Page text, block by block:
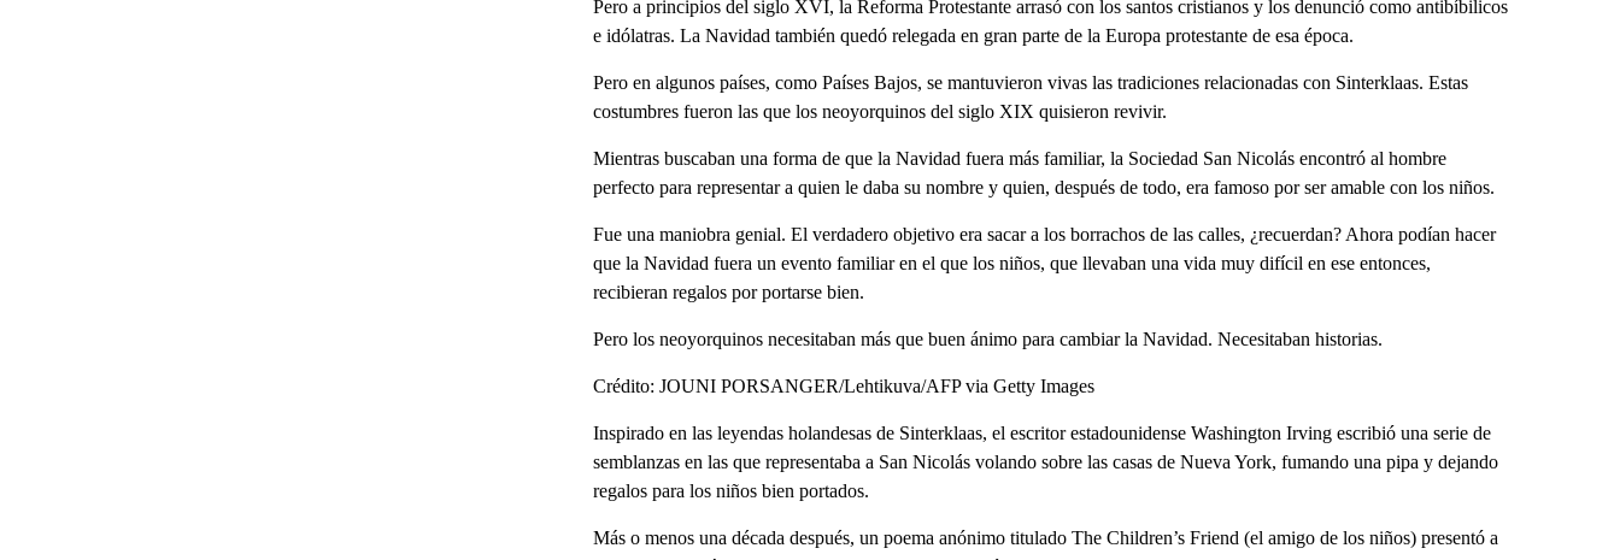
Pero a principios del siglo XVI, la Reforma Protestante arrasó con los santos cristianos y los denunció como antibíbilicos
e idólatras. La Navidad también quedó relegada en gran parte de la Europa protestante de esa época.
Pero en algunos países, como Países Bajos, se mantuvieron vivas las tradiciones relacionadas con Sinterklaas. Estas
costumbres fueron las que los neoyorquinos del siglo XIX quisieron revivir.
Mientras buscaban una forma de que la Navidad fuera más familiar, la Sociedad San Nicolás encontró al hombre
perfecto para representar a quien le daba su nombre y quien, después de todo, era famoso por ser amable con los niños.
Fue una maniobra genial. El verdadero objetivo era sacar a los borrachos de las calles, ¿recuerdan? Ahora podían hacer
que la Navidad fuera un evento familiar en el que los niños, que llevaban una vida muy difícil en ese entonces,
recibieran regalos por portarse bien.
Pero los neoyorquinos necesitaban más que buen ánimo para cambiar la Navidad. Necesitaban historias.
Crédito: JOUNI PORSANGER/Lehtikuva/AFP via Getty Images
Inspirado en las leyendas holandesas de Sinterklaas, el escritor estadounidense Washington Irving escribió una serie de
semblanzas en las que representaba a San Nicolás volando sobre las casas de Nueva York, fumando una pipa y dejando
regalos para los niños bien portados.
Más o menos una década después, un poema anónimo titulado The Children’s Friend (el amigo de los niños) presentó a